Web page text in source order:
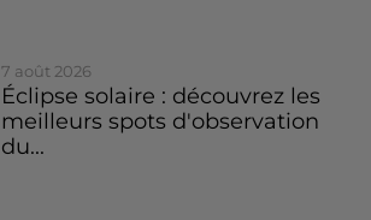
7 août 2026
Éclipse solaire : découvrez les
meilleurs spots d'observation
du...